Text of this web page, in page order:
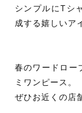
シンプルにTシ
成する嬉しいア
春のワードロー
ミワンピース。
ぜひお近くの店